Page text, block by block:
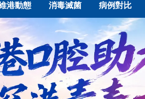
港動態 消毒滅菌 病例對比